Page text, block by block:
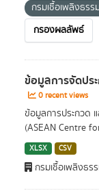
กรมเชื้อเพลิงธรร
กรองผลลัพธ์
ข้อมูลการจัดปร
0 recent views
ข้อมูลการประกวด
(ASEAN Centre
XLSX CSV
กรมเชื้อเพลิงธร